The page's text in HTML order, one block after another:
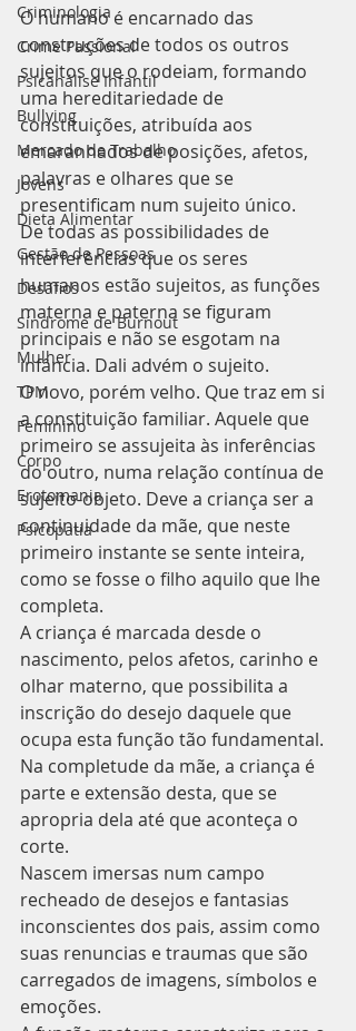
Criminologia
Crime Passional
Psicanálise Infantil
Bullying
Mercado de Trabalho
Jovens
Dieta Alimentar
Gestão de Pessoas
Desafios
Síndrome de Burnout
Mulher
TPM
Feminino
Corpo
Erotomania
Psicopatia
O humano é encarnado das
construções de todos os outros
sujeitos que o rodeiam, formando
uma hereditariedade de
constituições, atribuída aos
emaranhados de posições, afetos,
palavras e olhares que se
presentificam num sujeito único.
De todas as possibilidades de
interferências que os seres
humanos estão sujeitos, as funções
materna e paterna se figuram
principais e não se esgotam na
infância. Dali advém o sujeito.
O novo, porém velho. Que traz em si
a constituição familiar. Aquele que
primeiro se assujeita às inferências
do outro, numa relação contínua de
sujeito-objeto. Deve a criança ser a
continuidade da mãe, que neste
primeiro instante se sente inteira,
como se fosse o filho aquilo que lhe
completa.
A criança é marcada desde o
nascimento, pelos afetos, carinho e
olhar materno, que possibilita a
inscrição do desejo daquele que
ocupa esta função tão fundamental.
Na completude da mãe, a criança é
parte e extensão desta, que se
apropria dela até que aconteça o
corte.
Nascem imersas num campo
recheado de desejos e fantasias
inconscientes dos pais, assim como
suas renuncias e traumas que são
carregados de imagens, símbolos e
emoções.